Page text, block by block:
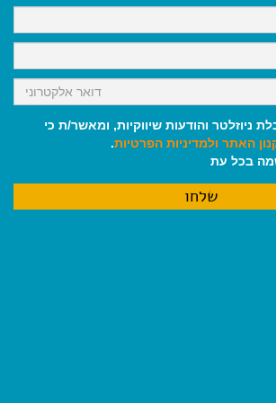
k
p
m
ניוזלטר והודעות שיווקיות, ומאשר/ת כי
האתר ולמדיניות הפרטיות.
בכל עת